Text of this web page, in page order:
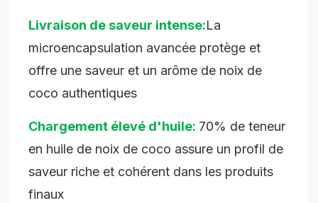
Livraison de saveur intense:La
microencapsulation avancée protège et
offre une saveur et un arôme de noix de
coco authentiques
Chargement élevé d'huile: 70% de teneur
en huile de noix de coco assure un profil de
saveur riche et cohérent dans les produits
finaux